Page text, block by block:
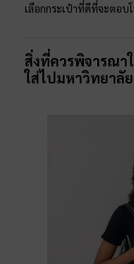
เลือกกระเป๋าที่ดีที่จะตอ
สิ่งที่ควรพิจารณา
ใส่ไปมหาวิทยาลัย